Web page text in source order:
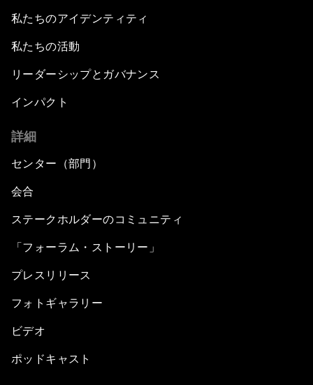
私たちのアイデンティティ
私たちの活動
リーダーシップとガバナンス
インパクト
詳細
センター（部門）
会合
ステークホルダーのコミュニティ
「フォーラム・ストーリー」
プレスリリース
フォトギャラリー
ビデオ
ポッドキャスト